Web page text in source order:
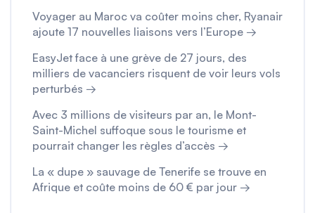
Voyager au Maroc va coûter moins cher, Ryanair
ajoute 17 nouvelles liaisons vers l’Europe →
EasyJet face à une grève de 27 jours, des
milliers de vacanciers risquent de voir leurs vols
perturbés →
Avec 3 millions de visiteurs par an, le Mont-
Saint-Michel suffoque sous le tourisme et
pourrait changer les règles d’accès →
La « dupe » sauvage de Tenerife se trouve en
Afrique et coûte moins de 60 € par jour →